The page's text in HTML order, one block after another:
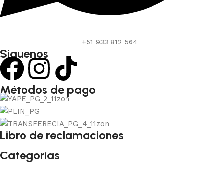
+51 933 812 564
Siguenos
Métodos de pago
Libro de reclamaciones
Categorías